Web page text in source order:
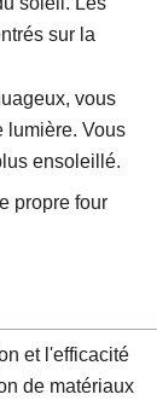
sur la
vous
lumière. Vous
ensoleillé.
propre four
et l'efficacité
de matériaux